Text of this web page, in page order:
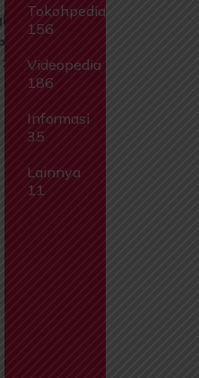
Tokohpedia
156
Videopedia
186
Informasi
35
Lainnya
11